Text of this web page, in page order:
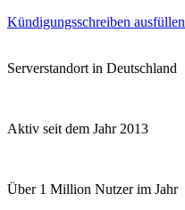
Kündigungsschreiben ausfüllen
Serverstandort in Deutschland
Aktiv seit dem Jahr 2013
Über 1 Million Nutzer im Jahr